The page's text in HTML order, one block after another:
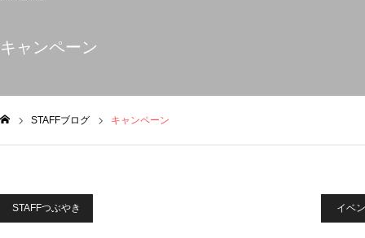
キャンペーン
STAFFブログ キャンペーン
STAFFつぶやき イベ